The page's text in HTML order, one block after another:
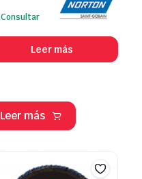
Consultar
Leer más
Leer más